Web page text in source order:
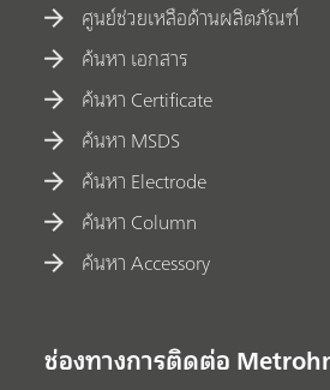
ศูนย์ช่วยเหลือด้านผลิตภัณฑ์
ค้นหา เอกสาร
ค้นหา Certificate
ค้นหา MSDS
ค้นหา Electrode
ค้นหา Column
ค้นหา Accessory
ช่องทางการติดต่อ